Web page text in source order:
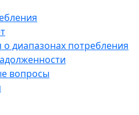
диапазонах потребления
вопросы